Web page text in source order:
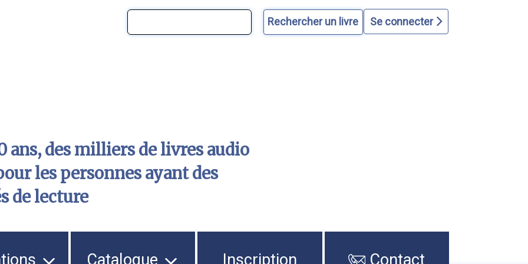
Se connecter
ans, des milliers de livres audio
les personnes ayant des
de lecture
Catalogue Inscription Contact